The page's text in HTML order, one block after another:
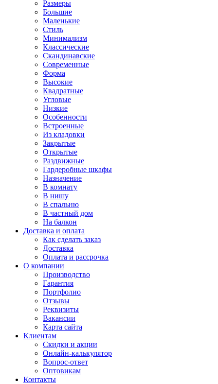
Размеры
Большие
Маленькие
Стиль
Минимализм
Классические
Скандинавские
Современные
Форма
Высокие
Квадратные
Угловые
Низкие
Особенности
Встроенные
Из кладовки
Закрытые
Открытые
Раздвижные
Гардеробные шкафы
Назначение
В комнату
В нишу
В спальню
В частный дом
На балкон
Доставка и оплата
Как сделать заказ
Доставка
Оплата и рассрочка
О компании
Производство
Гарантия
Портфолио
Отзывы
Реквизиты
Вакансии
Карта сайта
Клиентам
Скидки и акции
Онлайн-калькулятор
Вопрос-ответ
Оптовикам
Контакты